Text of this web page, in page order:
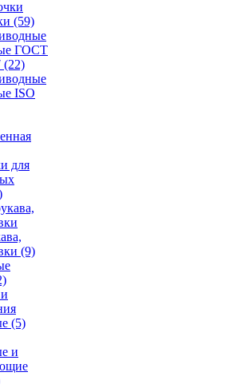
(59)
ГОСТ
(22)
ISO
для
(9)
(5)
и